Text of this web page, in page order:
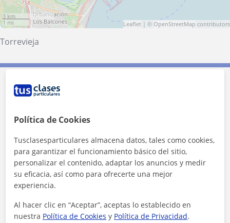
3 km
1 mi
Leaflet | © OpenStreetMap contributors
Torrevieja
Contacta con María
Tarifa
1ª clase gratis
Política de Cookies
Tusclasesparticulares almacena datos, tales como cookies,
para garantizar el funcionamiento básico del sitio,
personalizar el contenido, adaptar los anuncios y medir
su eficacia, así como para ofrecerte una mejor
experiencia.
Al hacer clic en “Aceptar”, aceptas lo establecido en
nuestra Política de Cookies y Política de Privacidad.